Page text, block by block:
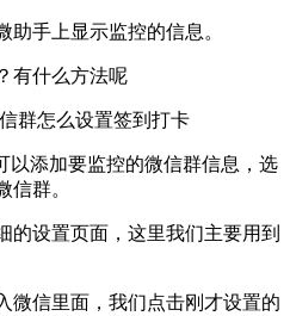
手上显示监控的信息。
怎么设置签到打卡
添加要监控的微信群信息，选
信群。
设置页面，这里我们主要用到
信里面，我们点击刚才设置的